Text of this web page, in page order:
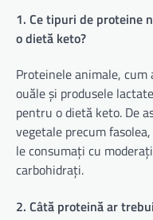
1. Ce tipuri de proteine
o dietă keto?
Proteinele animale,
ouăle și produsele
pentru o dietă keto. De
vegetale precum
le consumați cu
carbohidrați.
2. Câtă proteină ar